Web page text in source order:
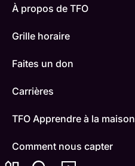
À propos de TFO
Grille horaire
Faites un don
Carrières
TFO Apprendre à la maison
Comment nous capter